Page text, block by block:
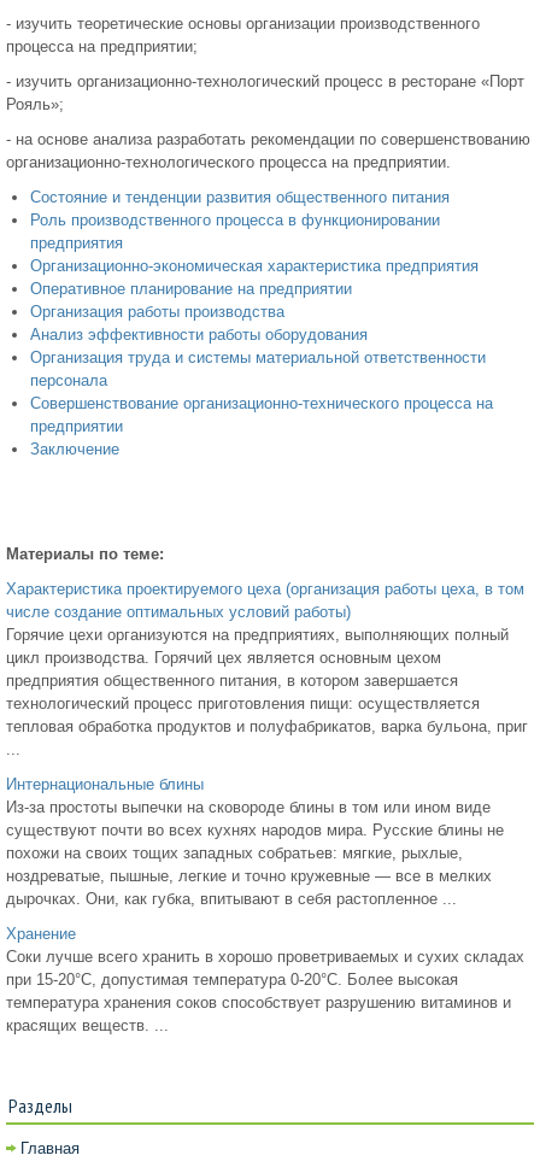
- изучить теоретические основы организации производственного
процесса на предприятии;
- изучить организационно-технологический процесс в ресторане «Порт
Рояль»;
- на основе анализа разработать рекомендации по совершенствованию
организационно-технологического процесса на предприятии.
Состояние и тенденции развития общественного питания
Роль производственного процесса в функционировании
предприятия
Организационно-экономическая характеристика предприятия
Оперативное планирование на предприятии
Организация работы производства
Анализ эффективности работы оборудования
Организация труда и системы материальной ответственности
персонала
Совершенствование организационно-технического процесса на
предприятии
Заключение
Материалы по теме:
Характеристика проектируемого цеха (организация работы цеха, в том
числе создание оптимальных условий работы)
Горячие цехи организуются на предприятиях, выполняющих полный
цикл производства. Горячий цех является основным цехом
предприятия общественного питания, в котором завершается
технологический процесс приготовления пищи: осуществляется
тепловая обработка продуктов и полуфабрикатов, варка бульона, приг
...
Интернациональные блины
Из-за простоты выпечки на сковороде блины в том или ином виде
существуют почти во всех кухнях народов мира. Русские блины не
похожи на своих тощих западных собратьев: мягкие, рыхлые,
ноздреватые, пышные, легкие и точно кружевные — все в мелких
дырочках. Они, как губка, впитывают в себя растопленное ...
Хранение
Соки лучше всего хранить в хорошо проветриваемых и сухих складах
при 15-20°С, допустимая температура 0-20°С. Более высокая
температура хранения соков способствует разрушению витаминов и
красящих веществ. ...
Разделы
Главная